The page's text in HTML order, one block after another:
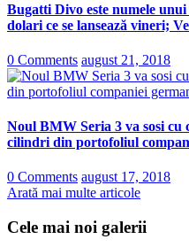
Bugatti Divo este numele
dolari ce se lansează vineri;
0 Comments august 21, 2018
Noul BMW Seria 3 va sosi
cilindri din portofoliul
0 Comments august 17, 2018
Arată mai multe articole
Cele mai noi galerii